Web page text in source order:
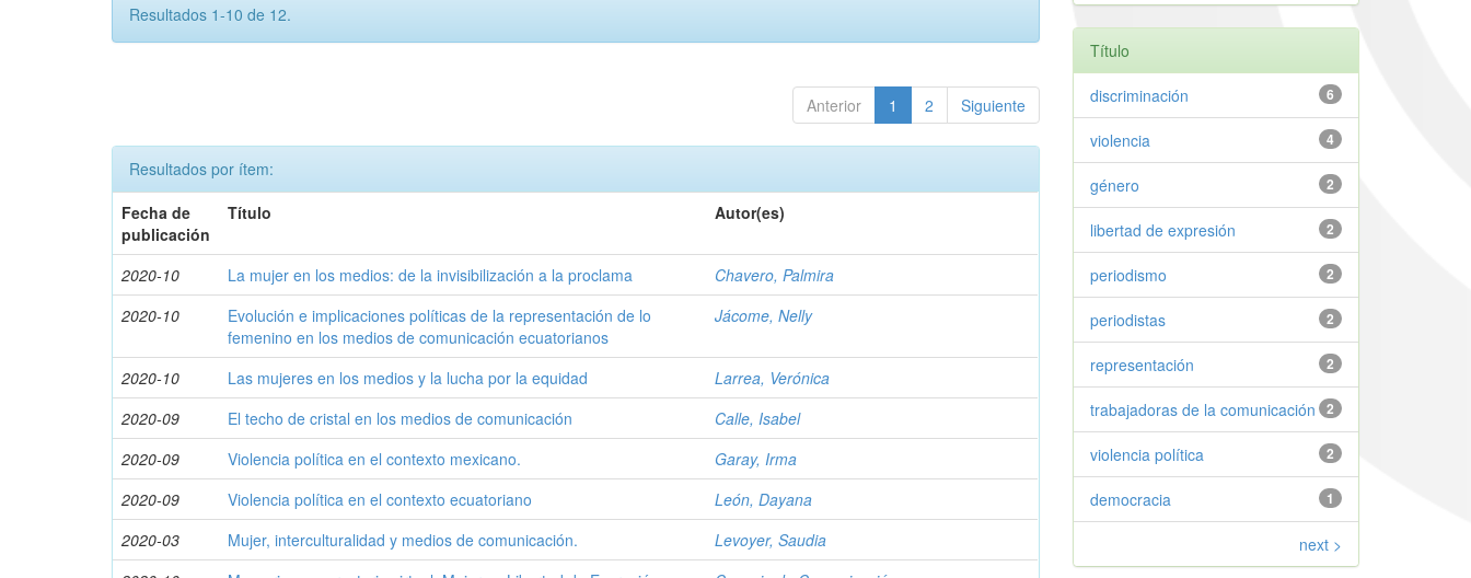
Resultados 1-10 de 12.
Anterior 1 2 Siguiente
Resultados por ítem:
Fecha de
publicación
Título Autor(es)
2020-10 La mujer en los medios: de la invisibilización a la proclama
Chavero, Palmira
2020-10
Evolución e implicaciones políticas de la representación de lo
femenino en los medios de comunicación ecuatorianos
Jácome, Nelly
2020-10 Las mujeres en los medios y la lucha por la equidad
Larrea, Verónica
2020-09
El techo de cristal en los medios de comunicación
Calle, Isabel
2020-09
Violencia política en el contexto mexicano.
Garay, Irma
2020-09
Violencia política en el contexto ecuatoriano
León, Dayana
2020-03
Mujer, interculturalidad y medios de comunicación.
Levoyer, Saudia
Título
6
discriminación
4
violencia
2
género
2
libertad de expresión
2
periodismo
2
periodistas
2
representación
2
trabajadoras de la comunicación
2
violencia política
1
democracia
next >